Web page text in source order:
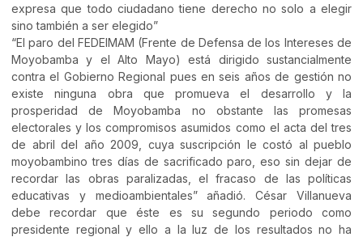
expresa que todo ciudadano tiene derecho no solo a elegir
sino también a ser elegido”
“El paro del FEDEIMAM (Frente de Defensa de los Intereses de
Moyobamba y el Alto Mayo) está dirigido sustancialmente
contra el Gobierno Regional pues en seis años de gestión no
existe ninguna obra que promueva el desarrollo y la
prosperidad de Moyobamba no obstante las promesas
electorales y los compromisos asumidos como el acta del tres
de abril del año 2009, cuya suscripción le costó al pueblo
moyobambino tres días de sacrificado paro, eso sin dejar de
recordar las obras paralizadas, el fracaso de las políticas
educativas y medioambientales” añadió. César Villanueva
debe recordar que éste es su segundo periodo como
presidente regional y ello a la luz de los resultados no ha